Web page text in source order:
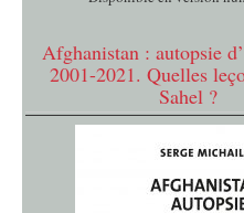
Afghanistan : autopsie
2001-2021. Quelles
Sahel ?